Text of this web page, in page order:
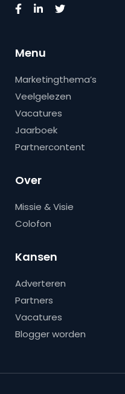
Menu
Marketingthema’s
Veelgelezen
Vacatures
Jaarboek
Partnercontent
Over
Missie & Visie
Colofon
Kansen
Adverteren
Partners
Vacatures
Blogger worden